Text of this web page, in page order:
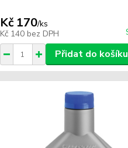
Kč 170/ks
Kč 140 bez DPH
Přidat do košíku